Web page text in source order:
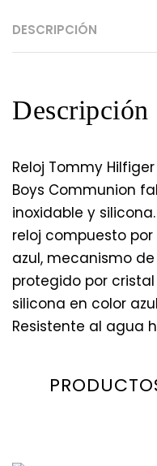
DESCRIPCIÓN
Descripción
Reloj Tommy
Boys Communion
inoxidable y
reloj compuesto
azul, mecanismo
protegido por
silicona en color
Resistente al agua